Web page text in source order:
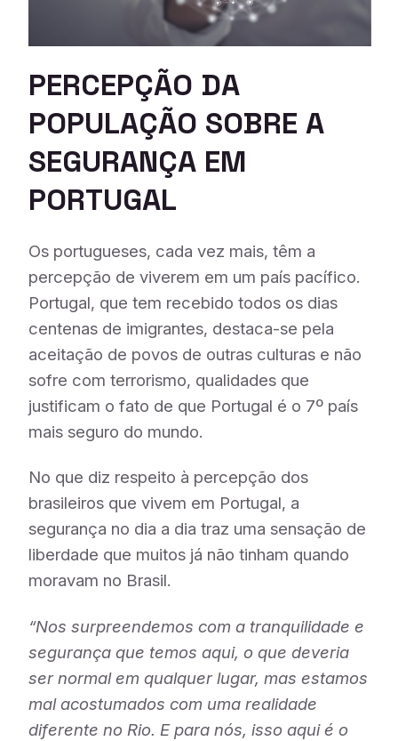
PERCEPÇÃO DA
POPULAÇÃO SOBRE A
SEGURANÇA EM
PORTUGAL
Os portugueses, cada vez mais, têm a
percepção de viverem em um país pacífico.
Portugal, que tem recebido todos os dias
centenas de imigrantes, destaca-se pela
aceitação de povos de outras culturas e não
sofre com terrorismo, qualidades que
justificam o fato de que Portugal é o 7º país
mais seguro do mundo.
No que diz respeito à percepção dos
brasileiros que vivem em Portugal, a
segurança no dia a dia traz uma sensação de
liberdade que muitos já não tinham quando
moravam no Brasil.
“Nos surpreendemos com a tranquilidade e
segurança que temos aqui, o que deveria
ser normal em qualquer lugar, mas estamos
mal acostumados com uma realidade
diferente no Rio. E para nós, isso aqui é o